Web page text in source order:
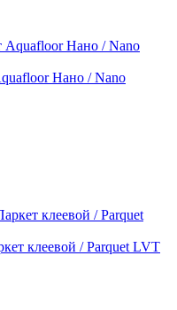
Нано / Nano
клеевой / Parquet LVT